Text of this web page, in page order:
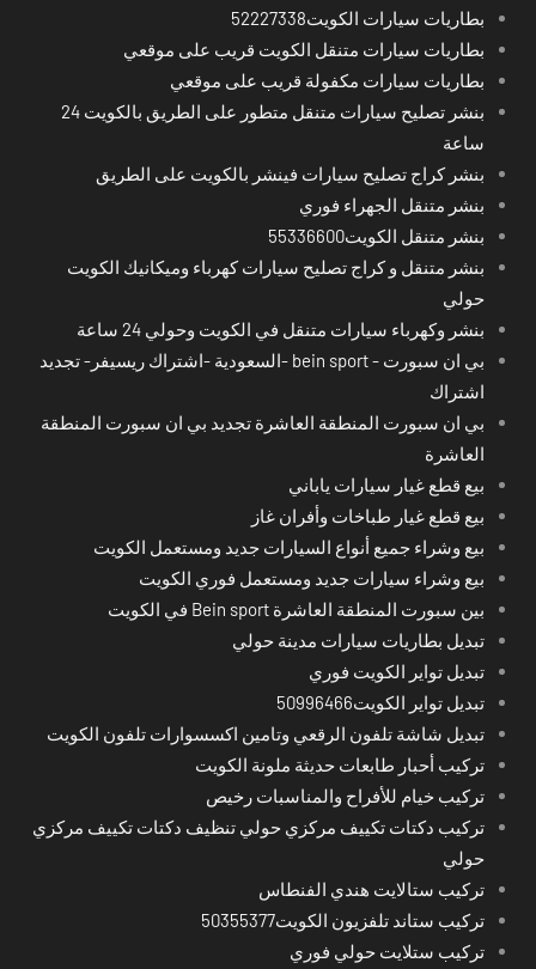
بطاريات سيارات الكويت52227338
بطاريات سيارات متنقل الكويت قريب على موقعي
بطاريات سيارات مكفولة قريب على موقعي
بنشر تصليح سيارات متنقل متطور على الطريق بالكويت 24
ساعة
بنشر كراج تصليح سيارات فينشر بالكويت على الطريق
بنشر متنقل الجهراء فوري
بنشر متنقل الكويت55336600
بنشر متنقل و كراج تصليح سيارات كهرباء وميكانيك الكويت
حولي
بنشر وكهرباء سيارات متنقل في الكويت وحولي 24 ساعة
بي ان سبورت - bein sport -السعودية -اشتراك ريسيفر- تجديد
اشتراك
بي ان سبورت المنطقة العاشرة تجديد بي ان سبورت المنطقة
العاشرة
بيع قطع غيار سيارات ياباني
بيع قطع غيار طباخات وأفران غاز
بيع وشراء جميع أنواع السيارات جديد ومستعمل الكويت
بيع وشراء سيارات جديد ومستعمل فوري الكويت
بين سبورت المنطقة العاشرة Bein sport في الكويت
تبديل بطاريات سيارات مدينة حولي
تبديل تواير الكويت فوري
تبديل تواير الكويت50996466
تبديل شاشة تلفون الرقعي وتامين اكسسوارات تلفون الكويت
تركيب أحبار طابعات حديثة ملونة الكويت
تركيب خيام للأفراح والمناسبات رخيص
تركيب دكتات تكييف مركزي حولي تنظيف دكتات تكييف مركزي
حولي
تركيب ستالايت هندي الفنطاس
تركيب ستاند تلفزيون الكويت50355377
تركيب ستلايت حولي فوري